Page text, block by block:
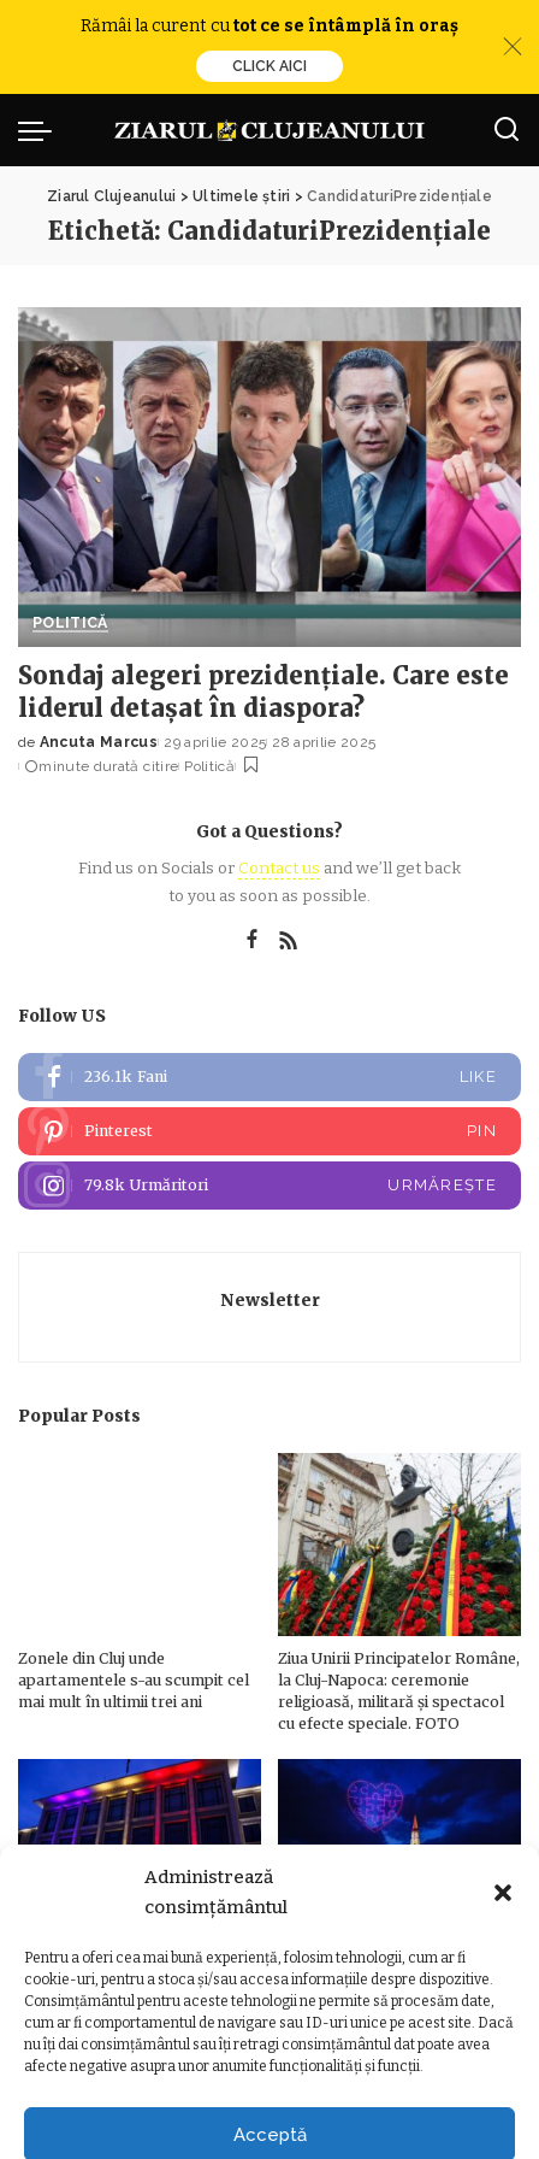
Administrează
consimțământul
Pentru a oferi cea mai bună experiență, folosim tehnologii, cum ar fi
cookie-uri, pentru a stoca și/sau accesa informațiile despre dispozitive.
Consimțământul pentru aceste tehnologii ne permite să procesăm date,
cum ar fi comportamentul de navigare sau ID-uri unice pe acest site. Dacă
nu îți dai consimțământul sau îți retragi consimțământul dat poate avea
afecte negative asupra unor anumite funcționalități și funcții.
Acceptă
Rămâi la curent cutot ce se întâmplă în oraș
CLICK AICI
Ziarul Clujeanului >Ultimele știri >CandidaturiPrezidențiale
Etichetă: CandidaturiPrezidențiale
POLITICĂ
Sondaj alegeri prezidențiale. Care este
liderul detașat în diaspora?
Posted
by
de Ancuta Marcus 29 aprilie 2025 28 aprilie 2025
minute durată citire Politică
Got a Questions?
Find us on Socials orContact us and we’ll get back
to you as soon as possible.
Follow US
236.1k Fani LIKE
Pinterest PIN
79.8k Urmăritori URMĂREȘTE
Newsletter
Popular Posts
Zonele din Cluj unde
apartamentele s-au scumpit cel
mai mult în ultimii trei ani
Ziua Unirii Principatelor Române,
la Cluj-Napoca: ceremonie
religioasă, militară și spectacol
cu efecte speciale. FOTO
Ziua Unirii Principatelor Române
– Clădiri și poduri din Cluj,
iluminate în culorile drapelului
Ziua Unirii la Cluj-Napoca.
Programul complet al
evenimentelor